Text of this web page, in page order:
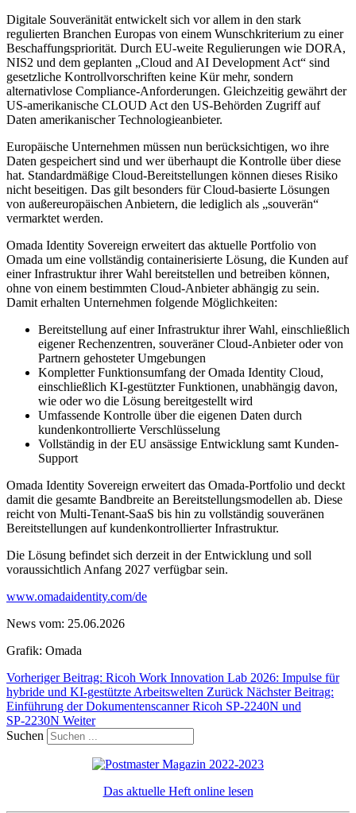
Digitale Souveränität entwickelt sich vor allem in den stark
regulierten Branchen Europas von einem Wunschkriterium zu einer
Beschaffungspriorität. Durch EU-weite Regulierungen wie DORA,
NIS2 und dem geplanten „Cloud and AI Development Act“ sind
gesetzliche Kontrollvorschriften keine Kür mehr, sondern
alternativlose Compliance-Anforderungen. Gleichzeitig gewährt der
US-amerikanische CLOUD Act den US-Behörden Zugriff auf
Daten amerikanischer Technologieanbieter.
Europäische Unternehmen müssen nun berücksichtigen, wo ihre
Daten gespeichert sind und wer überhaupt die Kontrolle über diese
hat. Standardmäßige Cloud-Bereitstellungen können dieses Risiko
nicht beseitigen. Das gilt besonders für Cloud-basierte Lösungen
von außereuropäischen Anbietern, die lediglich als „souverän“
vermarktet werden.
Omada Identity Sovereign erweitert das aktuelle Portfolio von
Omada um eine vollständig containerisierte Lösung, die Kunden auf
einer Infrastruktur ihrer Wahl bereitstellen und betreiben können,
ohne von einem bestimmten Cloud-Anbieter abhängig zu sein.
Damit erhalten Unternehmen folgende Möglichkeiten:
Bereitstellung auf einer Infrastruktur ihrer Wahl, einschließlich
eigener Rechenzentren, souveräner Cloud-Anbieter oder von
Partnern gehosteter Umgebungen
Kompletter Funktionsumfang der Omada Identity Cloud,
einschließlich KI-gestützter Funktionen, unabhängig davon,
wie oder wo die Lösung bereitgestellt wird
Umfassende Kontrolle über die eigenen Daten durch
kundenkontrollierte Verschlüsselung
Vollständig in der EU ansässige Entwicklung samt Kunden-
Support
Omada Identity Sovereign erweitert das Omada-Portfolio und deckt
damit die gesamte Bandbreite an Bereitstellungsmodellen ab. Diese
reicht von Multi-Tenant-SaaS bis hin zu vollständig souveränen
Bereitstellungen auf kundenkontrollierter Infrastruktur.
Die Lösung befindet sich derzeit in der Entwicklung und soll
voraussichtlich Anfang 2027 verfügbar sein.
www.omadaidentity.com/de
News vom: 25.06.2026
Grafik: Omada
Vorheriger Beitrag: Ricoh Work Innovation Lab 2026: Impulse für
hybride und KI-gestützte Arbeitswelten Zurück Nächster Beitrag:
Einführung der Dokumentenscanner Ricoh SP‑2240N und
SP‑2230N Weiter
Suchen
Das aktuelle Heft online lesen